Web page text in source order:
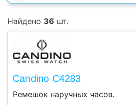
Цвет
Найдено 36 шт.
Candino C4283
Ремешок наручных часов.